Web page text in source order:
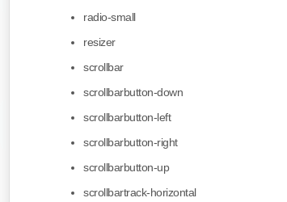
radio-small
resizer
scrollbar
scrollbarbutton-down
scrollbarbutton-left
scrollbarbutton-right
scrollbarbutton-up
scrollbartrack-horizontal